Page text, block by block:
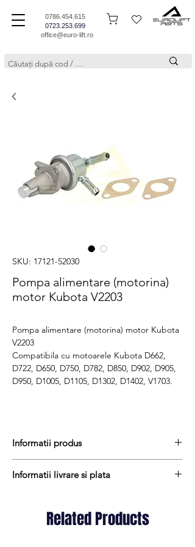
0786.454.615
0723.253.699
office@euro-lift.ro
SKU: 17121-52030
Pompa alimentare (motorina)
motor Kubota V2203
Pompa alimentare (motorina) motor Kubota
V2203
Compatibila cu motoarele Kubota D662,
D722, D650, D750, D782, D850, D902, D905,
D950, D1005, D1105, D1302, D1402, V1703.
Informatii produs
livrare
Cod produs : 17121-52030
Stocul si pretul afisat nu se actualizeaza in
Informatii livrare si plata
expediate in termen de 1 - 2 zile lucratoare
iar termenul de livrare pentru produsele
Related Products